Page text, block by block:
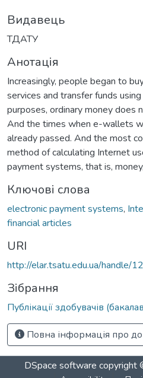
Видавець
ТДАТУ
Анотація
Increasingly, people began to
services and transfer funds
purposes, ordinary money does
And the times when e-wallets
already passed. And the most
method of calculating Internet
payment systems, that is,
Ключові слова
electronic payment systems,
financial articles
URI
http://elar.tsatu.edu.ua/handle/
Зібрання
Публікації здобувачів
Повна інформація про
DSpace software